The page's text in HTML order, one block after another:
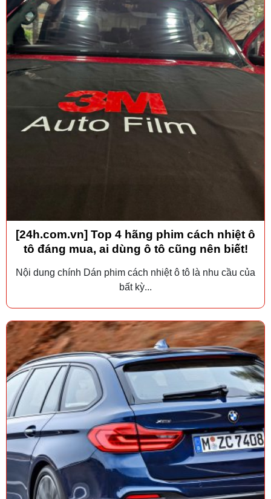
[24h.com.vn] Top 4 hãng phim cách nhiệt ô
tô đáng mua, ai dùng ô tô cũng nên biết!
Nội dung chính Dán phim cách nhiệt ô tô là nhu cầu của
bất kỳ...